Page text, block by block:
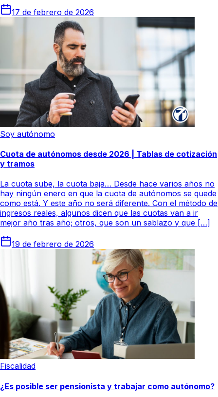
17 de febrero de 2026
Soy autónomo
Cuota de autónomos desde 2026 | Tablas de cotización
y tramos
La cuota sube, la cuota baja… Desde hace varios años no
hay ningún enero en que la cuota de autónomos se quede
como está. Y este año no será diferente. Con el método de
ingresos reales, algunos dicen que las cuotas van a ir
mejor año tras año; otros, que son un sablazo y que […]
19 de febrero de 2026
Fiscalidad
¿Es posible ser pensionista y trabajar como autónomo?